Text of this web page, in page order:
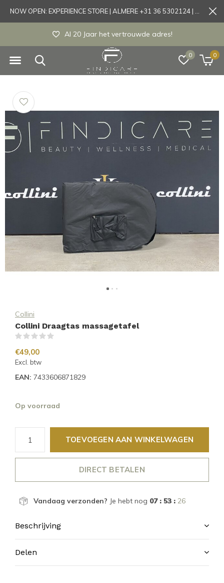
0 0
Al 20 Jaar het vertrouwde adres!
Collini
Collini Draagtas massagetafel
€49,00
Excl. btw
EAN: 7433606871829
Op voorraad
TOEVOEGEN AAN WINKELWAGEN
DIRECT BETALEN
Vandaag verzonden? Je hebt nog 07 : 53 : 26
Beschrijving
Delen